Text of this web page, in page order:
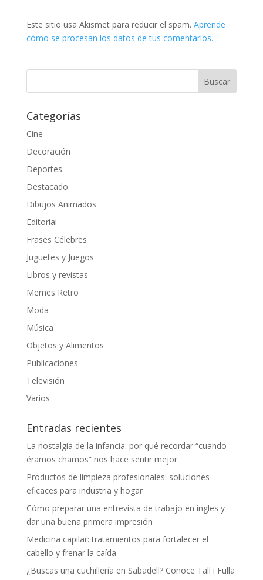
Este sitio usa Akismet para reducir el spam. Aprende
cómo se procesan los datos de tus comentarios.
Categorías
Cine
Decoración
Deportes
Destacado
Dibujos Animados
Editorial
Frases Célebres
Juguetes y Juegos
Libros y revistas
Memes Retro
Moda
Música
Objetos y Alimentos
Publicaciones
Televisión
Varios
Entradas recientes
La nostalgia de la infancia: por qué recordar “cuando
éramos chamos” nos hace sentir mejor
Productos de limpieza profesionales: soluciones
eficaces para industria y hogar
Cómo preparar una entrevista de trabajo en ingles y
dar una buena primera impresión
Medicina capilar: tratamientos para fortalecer el
cabello y frenar la caída
¿Buscas una cuchillería en Sabadell? Conoce Tall i Fulla